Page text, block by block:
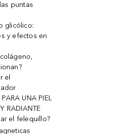
puntas
glicólico:
y efectos en
el
UNA PIEL
RADIANTE
el felequillo?